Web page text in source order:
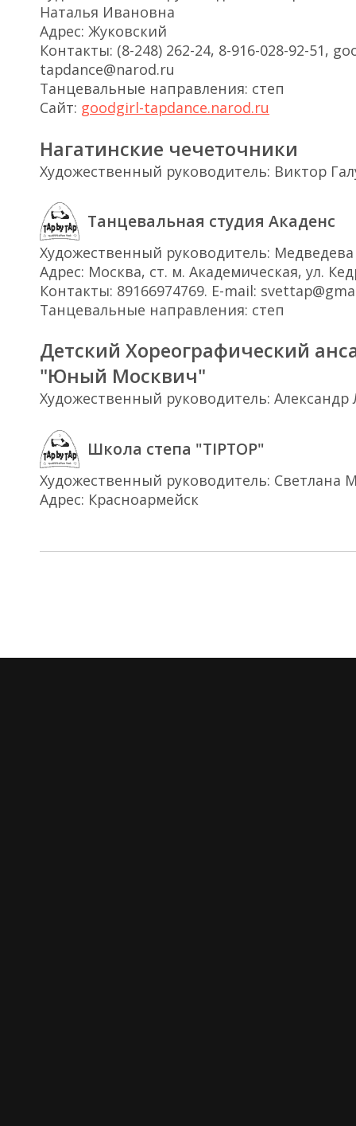
Наталья Ивановна
Адрес: Жуковский
Контакты: (8-248) 262-24, 8-916-028-92-51,
tapdance@narod.ru
Танцевальные направления: степ
Сайт: goodgirl-tapdance.narod.ru
Нагатинские чечеточники
Художественный руководитель: Виктор
Танцевальная студия Акаденс
Художественный руководитель:
Адрес: Москва, ст. м. Академическая, ул.
Контакты: 89166974769. E-mail:
Танцевальные направления: степ
Детский Хореографический
"Юный Москвич"
Художественный руководитель: Александр
Школа степа "TIPTOP"
Художественный руководитель: Светлана
Адрес: Красноармейск